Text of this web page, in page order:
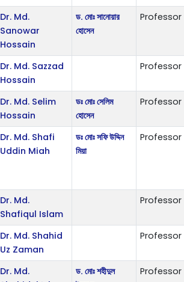
Dr. Md.
Sanowar
Hossain
ড. মোঃ সানোয়ার
হোসেন
Professor
Dr. Md. Sazzad
Hossain
Professor
Dr. Md. Selim
Hossain
ডঃ মোঃ সেলিম
হোসেন
Professor
Dr. Md. Shafi
Uddin Miah
ডঃ মোঃ সফি উদ্দিন
মিয়া
Professor
Dr. Md.
Shafiqul Islam
Professor
Dr. Md. Shahid
Uz Zaman
Professor
Dr. Md.
ড. মোঃ শহীদুল
Professor